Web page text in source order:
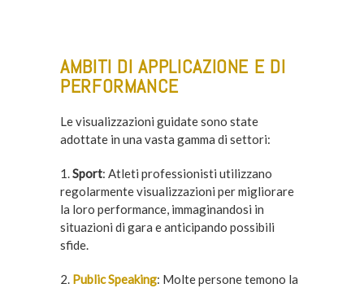
AMBITI DI APPLICAZIONE E DI
PERFORMANCE
Le visualizzazioni guidate sono state
adottate in una vasta gamma di settori:
1.Sport: Atleti professionisti utilizzano
regolarmente visualizzazioni per migliorare
la loro performance, immaginandosi in
situazioni di gara e anticipando possibili
sfide.
2. Public Speaking: Molte persone temono la